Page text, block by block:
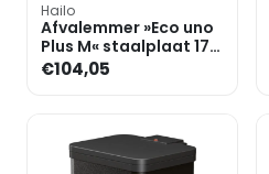
Hailo
Afvalemmer »Eco uno
Plus M« staalplaat 17
liter
€104,05